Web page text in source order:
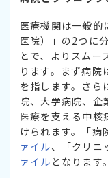
医療機関は一般的
医院）」の2つに
とで、よりスムー
ります。まず病
を指します。さら
院、大学病院、企
医療を支える中核
けられます。「病
ァイル、「クリニ
ァイル となります。